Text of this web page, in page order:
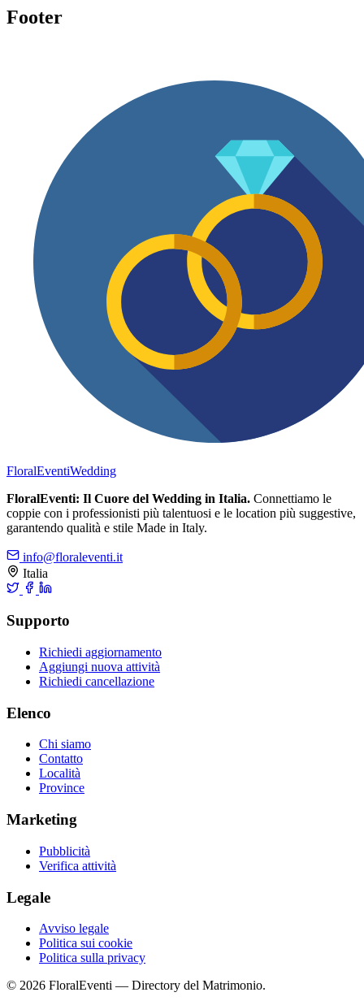
Footer
FloralEventiWedding
FloralEventi: Il Cuore del Wedding in Italia. Connettiamo le
coppie con i professionisti più talentuosi e le location più suggestive,
garantendo qualità e stile Made in Italy.
info@floraleventi.it
Italia
Supporto
Richiedi aggiornamento
Aggiungi nuova attività
Richiedi cancellazione
Elenco
Chi siamo
Contatto
Località
Province
Marketing
Pubblicità
Verifica attività
Legale
Avviso legale
Politica sui cookie
Politica sulla privacy
© 2026 FloralEventi — Directory del Matrimonio.